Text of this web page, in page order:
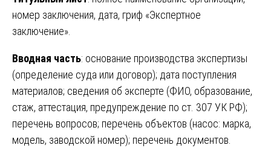
номер заключения, дата, гриф «Экспертное
заключение».
Вводная часть: основание производства экспертизы
(определение суда или договор); дата поступления
материалов; сведения об эксперте (ФИО, образование,
стаж, аттестация, предупреждение по ст. 307 УК РФ);
перечень вопросов; перечень объектов (насос: марка,
модель, заводской номер); перечень документов.